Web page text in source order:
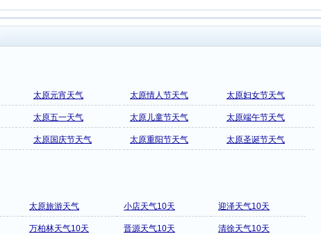
太原元宵天气 太原情人节天气 太原妇女节天气
太原五一天气 太原儿童节天气 太原端午节天气
太原国庆节天气 太原重阳节天气 太原圣诞节天气
太原旅游天气 小店天气10天 迎泽天气10天
万柏林天气10天 晋源天气10天 清徐天气10天